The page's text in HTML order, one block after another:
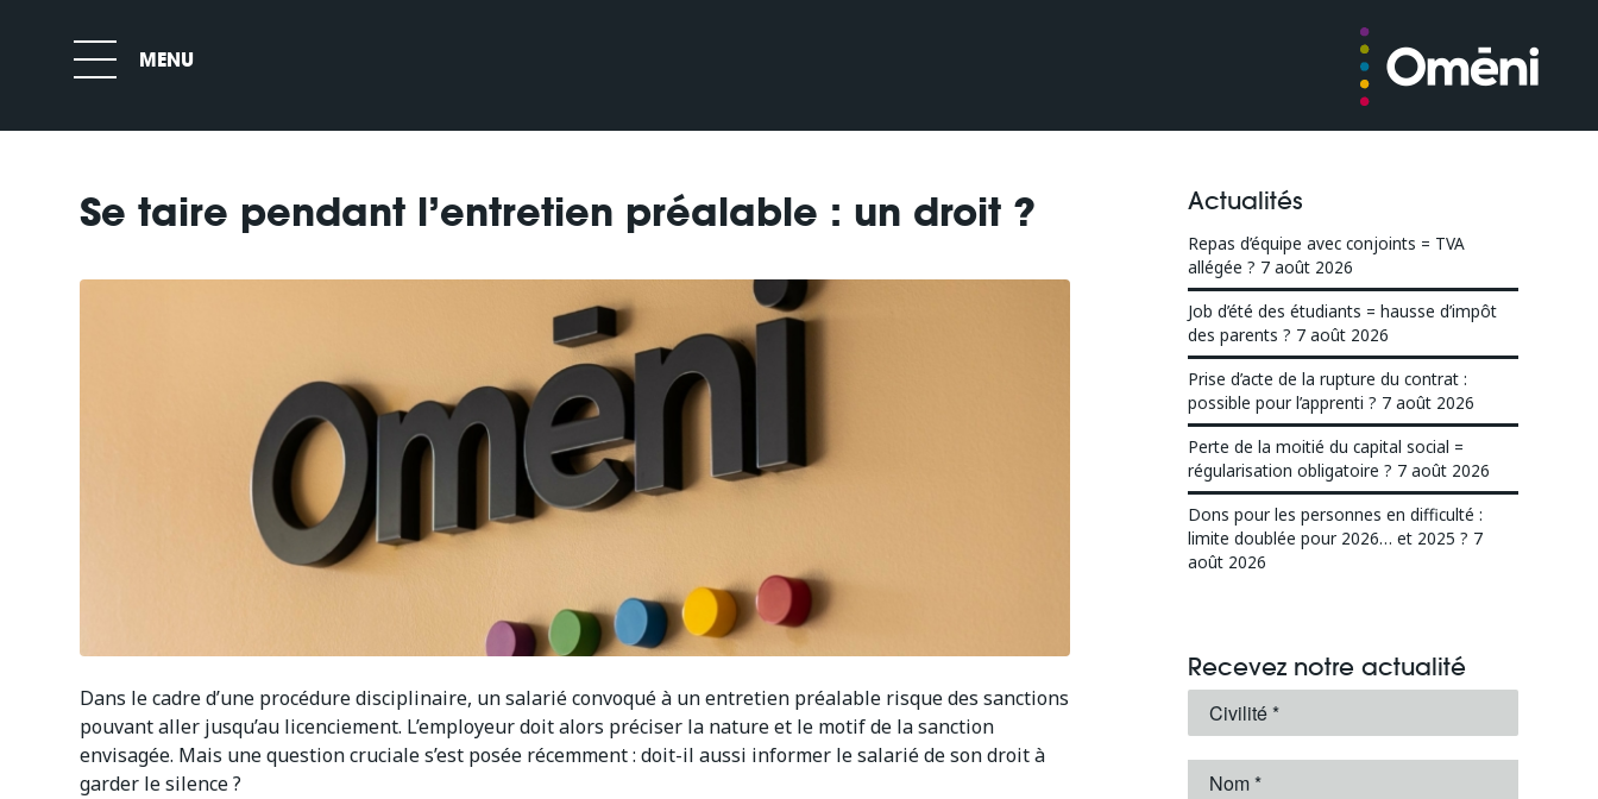
Se taire pendant l’entretien préalable : un droit ?
Dans le cadre d’une procédure disciplinaire, un salarié convoqué à un entretien préalable risque des sanctions
pouvant aller jusqu’au licenciement. L’employeur doit alors préciser la nature et le motif de la sanction
envisagée. Mais une question cruciale s’est posée récemment : doit-il aussi informer le salarié de son droit à
garder le silence ?
Actualités
Repas d’équipe avec conjoints = TVA
allégée ? 7 août 2026
Job d’été des étudiants = hausse d’impôt
des parents ? 7 août 2026
Prise d’acte de la rupture du contrat :
possible pour l’apprenti ? 7 août 2026
Perte de la moitié du capital social =
régularisation obligatoire ? 7 août 2026
Dons pour les personnes en difficulté :
limite doublée pour 2026… et 2025 ? 7
août 2026
Recevez notre actualité